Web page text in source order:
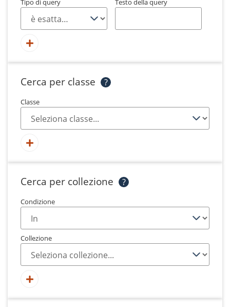
Tipo di query Testo della query
Cerca per classe ?
Classe
Cerca per collezione ?
Condizione
Collezione